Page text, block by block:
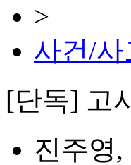
>
사건/사
[단독] 고
진주영